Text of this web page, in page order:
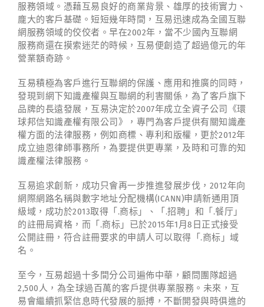
服務領域。憑藉互易良好的商業背景、雄厚的技術實力、
龐大的客戶基礎。短短幾年時間，互易迅速成為全國互聯
網服務領域的佼佼者。早在2002年，當不少國內互聯網
服務商還在摸索迷茫的時候，互易便創造了超過億元的年
營業額奇跡。
互易積極為客戶進行互聯網的保護、應用和推廣的同時，
發現到網下知識產權與互聯網的利害關係，為了客戶旗下
品牌的長遠發展，互易決定於2007年成立全資子公司《環
球邦信知識產權有限公司》，專門為客戶提供有關知識產
權方面的法律服務，例如商標、專利和版權，更於2012年
成立迪恩律師事務所，為要提供更專業，及時和可靠的知
識產權法律服務。
互易追求創新，成功只會再一步推進發展步伐，2012年向
網際網路名稱與數字地址分配機構(ICANN)申請新通用頂
級域，成功於2013取得「.商标」、「.招聘」和「.餐厅」
的註冊局資格，而「.商标」已於2015年1月8日正式接受
公開註冊，符合註冊要求的申請人可以取得「.商标」域
名。
至今，互易超過十多間分公司遍佈中華，顧問團隊超過
2,500人，為全球過百萬的客戶提供專業服務。未來，互
易會繼續抓緊信息時代發展的脈搏，不斷開發與時俱進的